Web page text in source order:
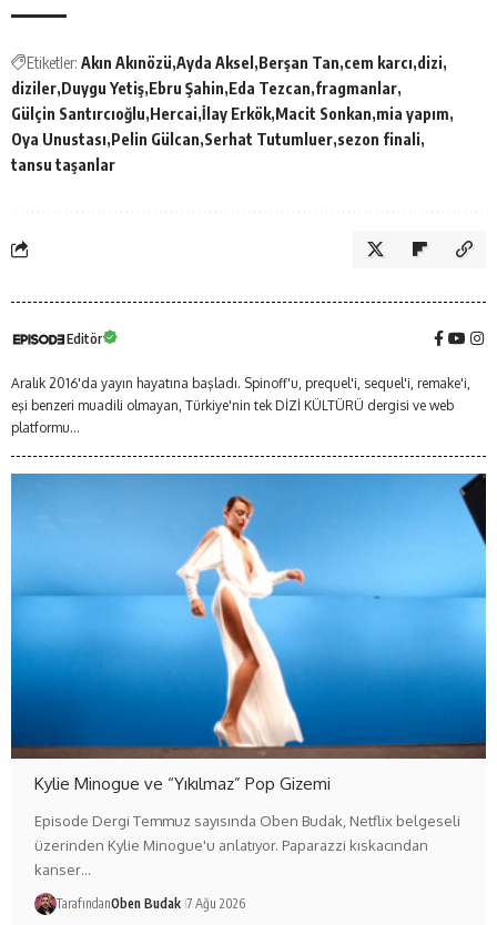
Etiketler: Akın Akınözü Ayda Aksel Berşan Tan cem karcı dizi
diziler Duygu Yetiş Ebru Şahin Eda Tezcan fragmanlar
Gülçin Santırcıoğlu Hercai İlay Erkök Macit Sonkan mia yapım
Oya Unustası Pelin Gülcan Serhat Tutumluer sezon finali
tansu taşanlar
Editör
Aralık 2016'da yayın hayatına başladı. Spinoff'u, prequel'i, sequel'i, remake'i,
eşi benzeri muadili olmayan, Türkiye'nin tek DİZİ KÜLTÜRÜ dergisi ve web
platformu...
Kylie Minogue ve “Yıkılmaz” Pop Gizemi
Episode Dergi Temmuz sayısında Oben Budak, Netflix belgeseli
üzerinden Kylie Minogue'u anlatıyor. Paparazzi kıskacından
kanser…
TarafındanOben Budak 7 Ağu 2026